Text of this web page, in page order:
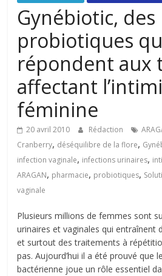
toute
famille
Gynébiotic, des
probiotiques
répondent aux
affectant
féminine
20 avril 2010 Rédaction
Cranberry, déséquilibre de la flore,
infection vaginale, infections urinaires,
ARAGAN, pharmacie, probiotiques,
vaginale
Plusieurs millions de femmes sont
urinaires et vaginales qui entraînent
et surtout des traitements à
pas. Aujourd’hui il a été prouvé que
bactérienne joue un rôle essentiel